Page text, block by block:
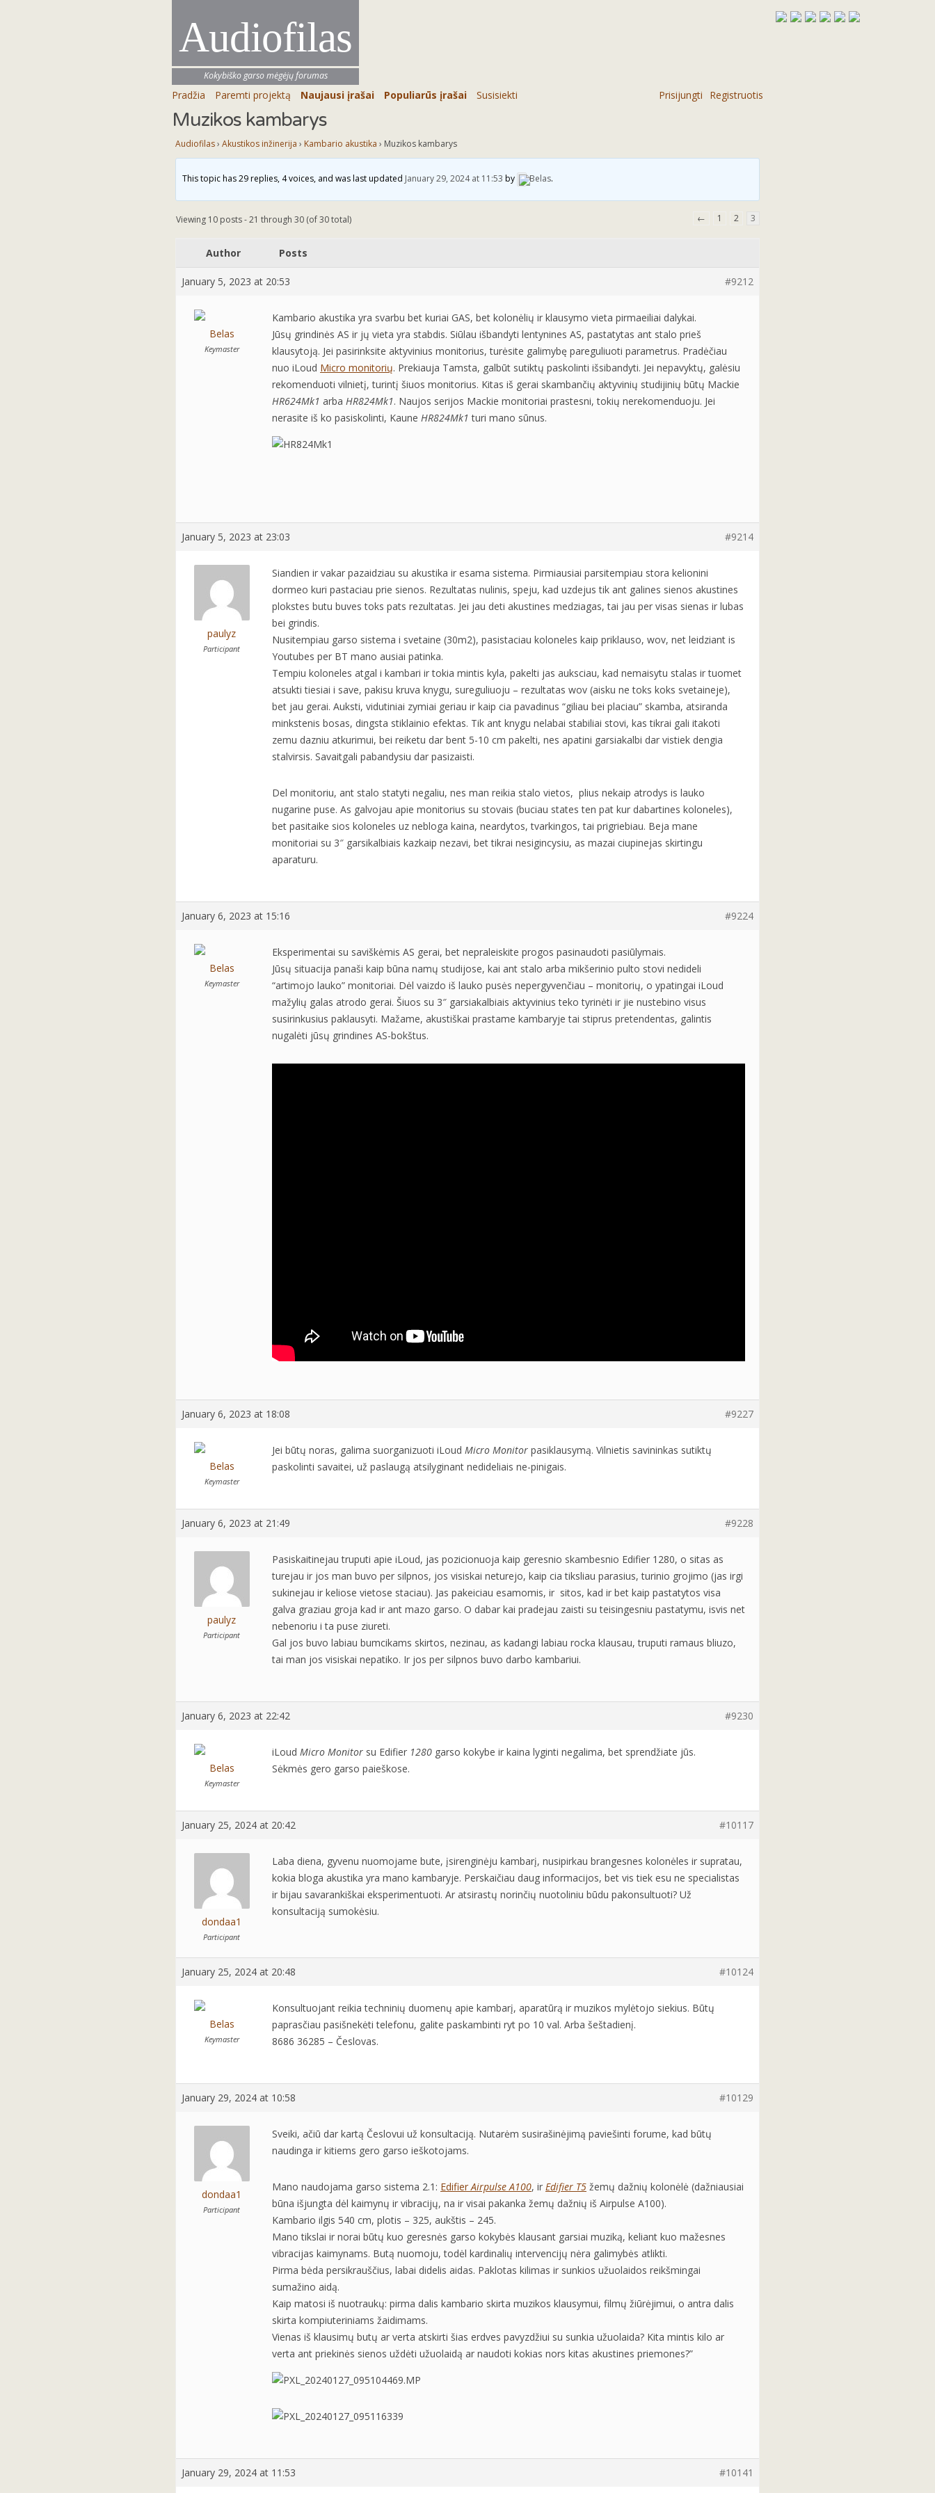
Audiofilas
Kokybiško garso mėgėjų forumas
Pradžia Paremti projektą Naujausi įrašai Populiarūs įrašai Susisiekti Prisijungti Registruotis
Muzikos kambarys
Audiofilas› Akustikos inžinerija › Kambario akustika › Muzikos kambarys
This topic has 29 replies, 4 voices, and was last updated January 29, 2024 at 11:53 by Belas.
Viewing 10 posts - 21 through 30 (of 30 total) ← 1 2 3
Author Posts
January 5, 2023 at 20:53 #9212
Belas
Keymaster
Kambario akustika yra svarbu bet kuriai GAS, bet kolonėlių ir klausymo vieta pirmaeiliai dalykai.
Jūsų grindinės AS ir jų vieta yra stabdis. Siūlau išbandyti lentynines AS, pastatytas ant stalo prieš
klausytoją. Jei pasirinksite aktyvinius monitorius, turėsite galimybę pareguliuoti parametrus. Pradėčiau
nuo iLoud Micro monitorių. Prekiauja Tamsta, galbūt sutiktų paskolinti išsibandyti. Jei nepavyktų, galėsiu
rekomenduoti vilnietį, turintį šiuos monitorius. Kitas iš gerai skambančių aktyvinių studijinių būtų Mackie
HR624Mk1 arba HR824Mk1. Naujos serijos Mackie monitoriai prastesni, tokių nerekomenduoju. Jei
nerasite iš ko pasiskolinti, Kaune HR824Mk1 turi mano sūnus.
January 5, 2023 at 23:03 #9214
paulyz
Participant
Siandien ir vakar pazaidziau su akustika ir esama sistema. Pirmiausiai parsitempiau stora kelionini
dormeo kuri pastaciau prie sienos. Rezultatas nulinis, speju, kad uzdejus tik ant galines sienos akustines
plokstes butu buves toks pats rezultatas. Jei jau deti akustines medziagas, tai jau per visas sienas ir lubas
bei grindis.
Nusitempiau garso sistema i svetaine (30m2), pasistaciau koloneles kaip priklauso, wov, net leidziant is
Youtubes per BT mano ausiai patinka.
Tempiu koloneles atgal i kambari ir tokia mintis kyla, pakelti jas auksciau, kad nemaisytu stalas ir tuomet
atsukti tiesiai i save, pakisu kruva knygu, sureguliuoju – rezultatas wov (aisku ne toks koks svetaineje),
bet jau gerai. Auksti, vidutiniai zymiai geriau ir kaip cia pavadinus “giliau bei placiau” skamba, atsiranda
minkstenis bosas, dingsta stiklainio efektas. Tik ant knygu nelabai stabiliai stovi, kas tikrai gali itakoti
zemu dazniu atkurimui, bei reiketu dar bent 5-10 cm pakelti, nes apatini garsiakalbi dar vistiek dengia
stalvirsis. Savaitgali pabandysiu dar pasizaisti.
Del monitoriu, ant stalo statyti negaliu, nes man reikia stalo vietos, plius nekaip atrodys is lauko
nugarine puse. As galvojau apie monitorius su stovais (buciau states ten pat kur dabartines koloneles),
bet pasitaike sios koloneles uz nebloga kaina, neardytos, tvarkingos, tai prigriebiau. Beja mane
monitoriai su 3″ garsikalbiais kazkaip nezavi, bet tikrai nesigincysiu, as mazai ciupinejas skirtingu
aparaturu.
January 6, 2023 at 15:16 #9224
Belas
Keymaster
Eksperimentai su saviškėmis AS gerai, bet nepraleiskite progos pasinaudoti pasiūlymais.
Jūsų situacija panaši kaip būna namų studijose, kai ant stalo arba mikšerinio pulto stovi nedideli
“artimojo lauko” monitoriai. Dėl vaizdo iš lauko pusės nepergyvenčiau – monitorių, o ypatingai iLoud
mažylių galas atrodo gerai. Šiuos su 3″ garsiakalbiais aktyvinius teko tyrinėti ir jie nustebino visus
susirinkusius paklausyti. Mažame, akustiškai prastame kambaryje tai stiprus pretendentas, galintis
nugalėti jūsų grindines AS-bokštus.
January 6, 2023 at 18:08 #9227
Belas
Keymaster
Jei būtų noras, galima suorganizuoti iLoud Micro Monitor pasiklausymą. Vilnietis savininkas sutiktų
paskolinti savaitei, už paslaugą atsilyginant nedideliais ne-pinigais.
January 6, 2023 at 21:49 #9228
paulyz
Participant
Pasiskaitinejau truputi apie iLoud, jas pozicionuoja kaip geresnio skambesnio Edifier 1280, o sitas as
turejau ir jos man buvo per silpnos, jos visiskai neturejo, kaip cia tiksliau parasius, turinio grojimo (jas irgi
sukinejau ir keliose vietose staciau). Jas pakeiciau esamomis, ir sitos, kad ir bet kaip pastatytos visa
galva graziau groja kad ir ant mazo garso. O dabar kai pradejau zaisti su teisingesniu pastatymu, isvis net
nebenoriu i ta puse ziureti.
Gal jos buvo labiau bumcikams skirtos, nezinau, as kadangi labiau rocka klausau, truputi ramaus bliuzo,
tai man jos visiskai nepatiko. Ir jos per silpnos buvo darbo kambariui.
January 6, 2023 at 22:42 #9230
Belas
Keymaster
iLoud Micro Monitor su Edifier 1280 garso kokybe ir kaina lyginti negalima, bet sprendžiate jūs.
Sėkmės gero garso paieškose.
January 25, 2024 at 20:42 #10117
dondaa1
Participant
Laba diena, gyvenu nuomojame bute, įsirenginėju kambarį, nusipirkau brangesnes kolonėles ir supratau,
kokia bloga akustika yra mano kambaryje. Perskaičiau daug informacijos, bet vis tiek esu ne specialistas
ir bijau savarankiškai eksperimentuoti. Ar atsirastų norinčių nuotoliniu būdu pakonsultuoti? Už
konsultaciją sumokėsiu.
January 25, 2024 at 20:48 #10124
Belas
Keymaster
Konsultuojant reikia techninių duomenų apie kambarį, aparatūrą ir muzikos mylėtojo siekius. Būtų
paprasčiau pasišnekėti telefonu, galite paskambinti ryt po 10 val. Arba šeštadienį.
8686 36285 – Česlovas.
January 29, 2024 at 10:58 #10129
dondaa1
Participant
Sveiki, ačiū dar kartą Česlovui už konsultaciją. Nutarėm susirašinėjimą paviešinti forume, kad būtų
naudinga ir kitiems gero garso ieškotojams.
Mano naudojama garso sistema 2.1: EdifierAirpulse A100, ir Edifier T5 žemų dažnių kolonėlė (dažniausiai
būna išjungta dėl kaimynų ir vibracijų, na ir visai pakanka žemų dažnių iš Airpulse A100).
Kambario ilgis 540 cm, plotis – 325, aukštis – 245.
Mano tikslai ir norai būtų kuo geresnės garso kokybės klausant garsiai muziką, keliant kuo mažesnes
vibracijas kaimynams. Butą nuomoju, todėl kardinalių intervencijų nėra galimybės atlikti.
Pirma bėda persikrauščius, labai didelis aidas. Paklotas kilimas ir sunkios užuolaidos reikšmingai
sumažino aidą.
Kaip matosi iš nuotraukų: pirma dalis kambario skirta muzikos klausymui, filmų žiūrėjimui, o antra dalis
skirta kompiuteriniams žaidimams.
Vienas iš klausimų butų ar verta atskirti šias erdves pavyzdžiui su sunkia užuolaida? Kita mintis kilo ar
verta ant priekinės sienos uždėti užuolaidą ar naudoti kokias nors kitas akustines priemones?”
January 29, 2024 at 11:53 #10141